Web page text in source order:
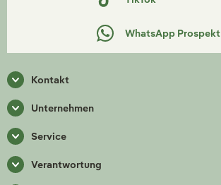
WhatsApp Prospekt
Kontakt
Unternehmen
Service
Verantwortung